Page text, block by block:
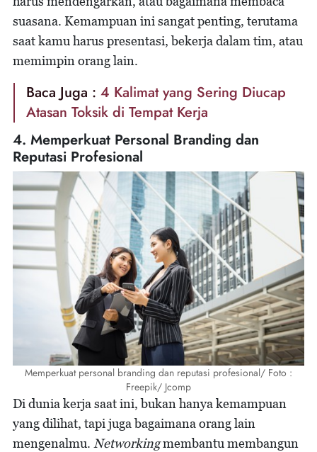
suasana. Kemampuan ini sangat penting, terutama
saat kamu harus presentasi, bekerja dalam tim, atau
memimpin orang lain.
Baca Juga : 4 Kalimat yang Sering Diucap
Atasan Toksik di Tempat Kerja
4. Memperkuat Personal Branding dan
Reputasi Profesional
Memperkuat personal branding dan reputasi profesional/ Foto :
Freepik/ Jcomp
Di dunia kerja saat ini, bukan hanya kemampuan
yang dilihat, tapi juga bagaimana orang lain
mengenalmu. Networkingmembantu membangun